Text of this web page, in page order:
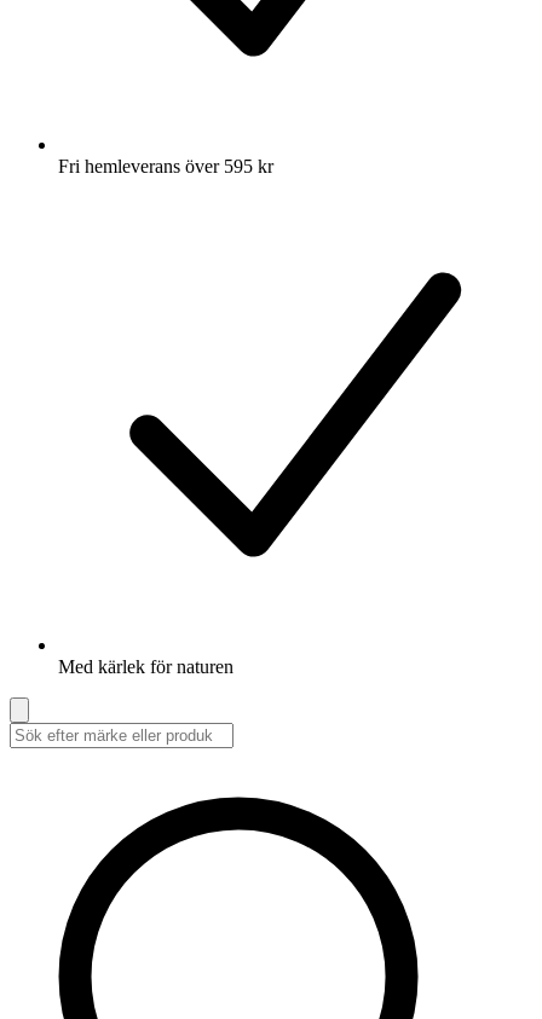
Fri hemleverans över 595 kr
Med kärlek för naturen